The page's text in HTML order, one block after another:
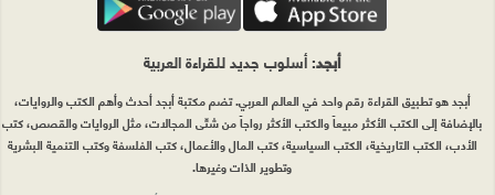
أبجد: أسلوب جديد للقراءة العربية
أبجد هو تطبيق القراءة رقم واحد في العالم العربي. تضم مكتبة أبجد أحدث وأهم الكتب والروايات،
بالإضافة إلى الكتب الأكثر مبيعاً والكتب الأكثر رواجاً من شتّى المجالات، مثل الروايات والقصص، كتب
الأدب، الكتب التاريخية، الكتب السياسية، كتب المال والأعمال، كتب الفلسفة وكتب التنمية البشرية
وتطوير الذات وغيرها.